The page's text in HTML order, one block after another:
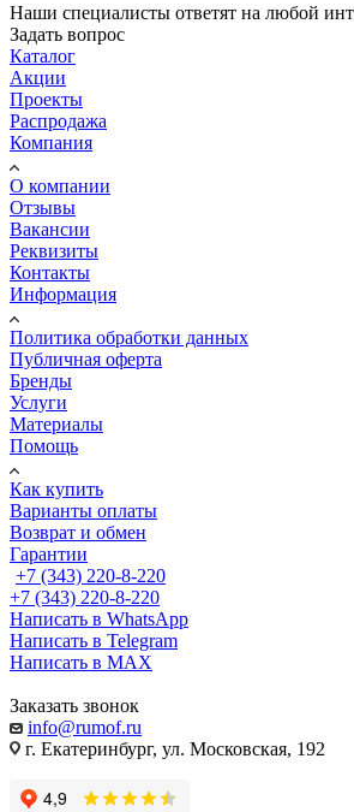
Наши специалисты ответят на любой
Задать вопрос
Каталог
Акции
Проекты
Распродажа
Компания
О компании
Отзывы
Вакансии
Реквизиты
Контакты
Информация
Политика обработки данных
Публичная оферта
Бренды
Услуги
Материалы
Помощь
Как купить
Варианты оплаты
Возврат и обмен
Гарантии
+7 (343) 220-8-220
+7 (343) 220-8-220
Написать в WhatsApp
Написать в Telegram
Написать в MAX
Заказать звонок
info@rumof.ru
г. Екатеринбург, ул. Московская, 192